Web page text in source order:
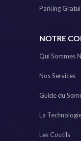
Parking
NOTRE
Qui Sommes
Nos Services
Guide du
La
Les Coutils